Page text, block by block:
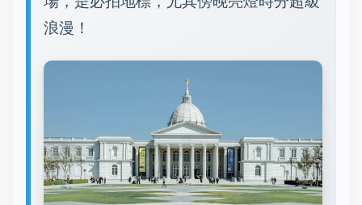
浪漫！